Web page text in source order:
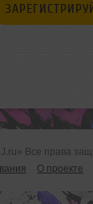
Все права
О проекте